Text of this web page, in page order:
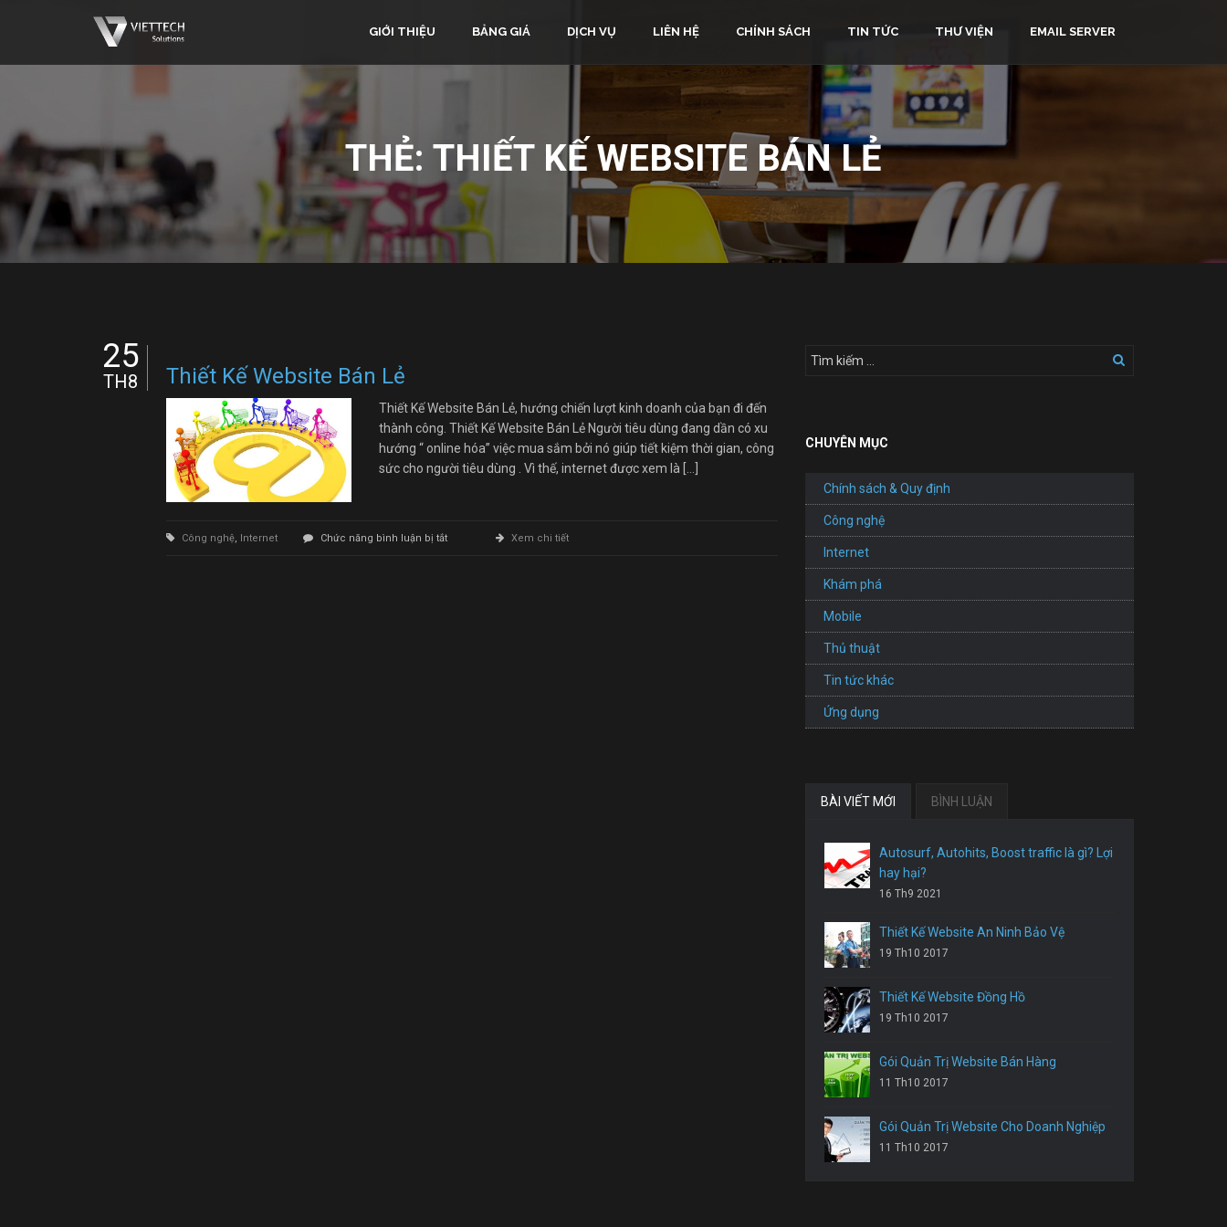
GIỚI THIỆU BẢNG GIÁ DỊCH VỤ LIÊN HỆ CHÍNH SÁCH TIN TỨC THƯ VIỆN EMAIL SERVER
THẺ: THIẾT KẾ WEBSITE BÁN LẺ
Thiết Kế Website Bán Lẻ
25
TH8
Thiết Kế Website Bán Lẻ, hướng chiến lượt kinh doanh của bạn đi đến
thành công. Thiết Kế Website Bán Lẻ Người tiêu dùng đang dần có xu
hướng “ online hóa” việc mua sắm bởi nó giúp tiết kiệm thời gian, công
sức cho người tiêu dùng . Vì thế, internet được xem là […]
Công nghệ Internet Chức năng bình luận bị tắtở
Xem chi tiết
CHUYÊN MỤC
Chính sách & Quy định
Công nghệ
Internet
Khám phá
Mobile
Thủ thuật
Tin tức khác
Ứng dụng
BÀI VIẾT MỚI BÌNH LUẬN
Autosurf, Autohits, Boost traffic là gì? Lợi
hay hại?
16 Th9 2021
Thiết Kế Website An Ninh Bảo Vệ
19 Th10 2017
Thiết Kế Website Đồng Hồ
19 Th10 2017
Gói Quản Trị Website Bán Hàng
11 Th10 2017
Gói Quản Trị Website Cho Doanh Nghiệp
11 Th10 2017